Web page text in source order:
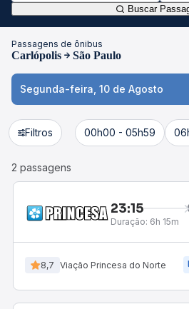
Buscar
Passagens de ônibus
Carlópolis São Paulo
Segunda-feira, 10 de Agosto
Filtros 00h00 - 05h59
2 passagens
23:15
Duração: 6h 15m
8,7 Viação Princesa do Norte